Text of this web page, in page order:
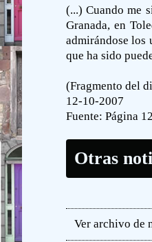
(...) Cuando me
Granada, en
admirándose los
que ha sido
(Fragmento del
12-10-2007
Fuente: Página 12
Otras
Ver archivo de